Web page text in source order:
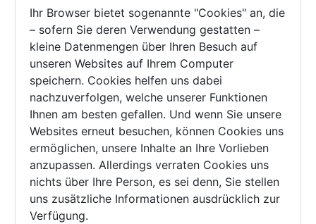
Ihr Browser bietet sogenannte "Cookies" an, die
– sofern Sie deren Verwendung gestatten –
kleine Datenmengen über Ihren Besuch auf
unseren Websites auf Ihrem Computer
speichern. Cookies helfen uns dabei
nachzuverfolgen, welche unserer Funktionen
Ihnen am besten gefallen. Und wenn Sie unsere
Websites erneut besuchen, können Cookies uns
ermöglichen, unsere Inhalte an Ihre Vorlieben
anzupassen. Allerdings verraten Cookies uns
nichts über Ihre Person, es sei denn, Sie stellen
uns zusätzliche Informationen ausdrücklich zur
Verfügung.